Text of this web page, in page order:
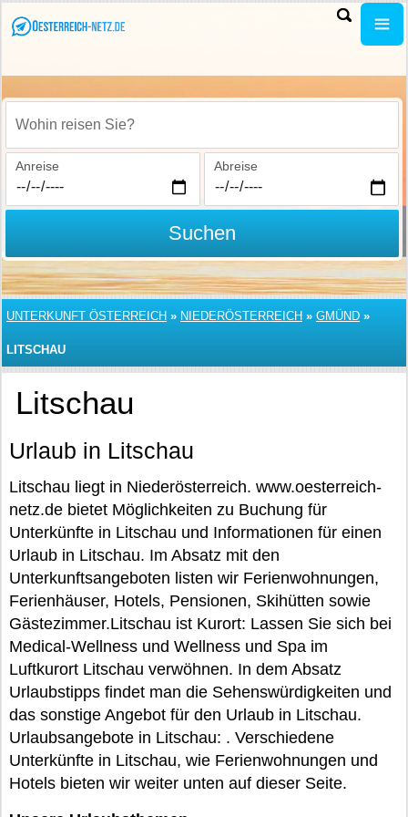
Wohin reisen Sie?
Anreise Abreise
Suchen
UNTERKUNFT ÖSTERREICH » NIEDERÖSTERREICH » GMÜND »
LITSCHAU
Litschau
Urlaub in Litschau
Litschau liegt in Niederösterreich. www.oesterreich-
netz.de bietet Möglichkeiten zu Buchung für
Unterkünfte in Litschau und Informationen für einen
Urlaub in Litschau. Im Absatz mit den
Unterkunftsangeboten listen wir Ferienwohnungen,
Ferienhäuser, Hotels, Pensionen, Skihütten sowie
Gästezimmer.Litschau ist Kurort: Lassen Sie sich bei
Medical-Wellness und Wellness und Spa im
Luftkurort Litschau verwöhnen. In dem Absatz
Urlaubstipps findet man die Sehenswürdigkeiten und
das sonstige Angebot für den Urlaub in Litschau.
Urlaubsangebote in Litschau: . Verschiedene
Unterkünfte in Litschau, wie Ferienwohnungen und
Hotels bieten wir weiter unten auf dieser Seite.